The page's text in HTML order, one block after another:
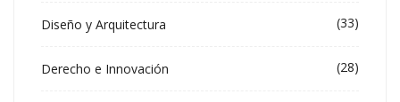
Diseño y Arquitectura (33)
Derecho e Innovación (28)